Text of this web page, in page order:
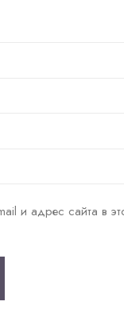
и адрес сайта в